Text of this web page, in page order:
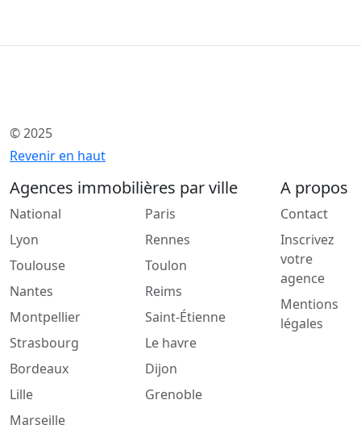
© 2025
Revenir en haut
Agences immobilières par ville
National
Lyon
Toulouse
Nantes
Montpellier
Strasbourg
Bordeaux
Lille
Marseille
Paris
Rennes
Toulon
Reims
Saint-Étienne
Le havre
Dijon
Grenoble
A propos
Contact
Inscrivez
votre
agence
Mentions
légales